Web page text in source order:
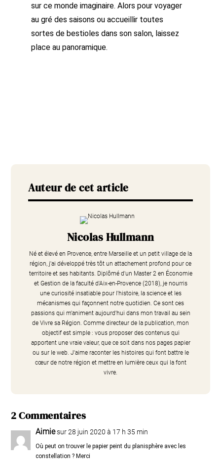
sur ce monde imaginaire. Alors pour voyager
au gré des saisons ou accueillir toutes
sortes de bestioles dans son salon, laissez
place au panoramique.
Auteur de cet article
Nicolas Hullmann
Né et élevé en Provence, entre Marseille et un petit village de la
région, j'ai développé très tôt un attachement profond pour ce
territoire et ses habitants. Diplômé d'un Master 2 en Économie
et Gestion de la faculté d'Aix-en-Provence (2018), je nourris
une curiosité insatiable pour l'histoire, la science et les
mécanismes qui façonnent notre quotidien. Ce sont ces
passions qui m'animent aujourd'hui dans mon travail au sein
de Vivre sa Région. Comme directeur de la publication, mon
objectif est simple : vous proposer des contenus qui
apportent une vraie valeur, que ce soit dans nos pages papier
ou sur le web. J'aime raconter les histoires qui font battre le
cœur de notre région et mettre en lumière ceux qui la font
vivre.
2 Commentaires
Aimiesur 28 juin 2020 à 17 h 35 min
Où peut on trouver le papier peint du planisphère avec les
constellation ? Merci